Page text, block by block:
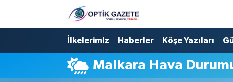
İlkelerimiz Haberler Köşe Yazıları
Malkara Hava
Nöbetçi Eczaneler
Hava Durumu